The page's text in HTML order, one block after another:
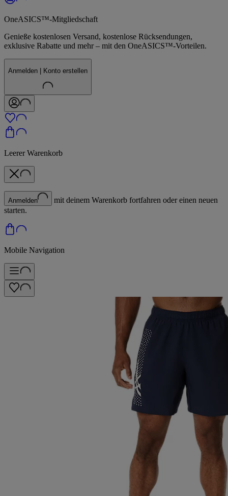
OneASICS™-Mitgliedschaft
Genieße kostenlosen Versand, kostenlose Rücksendungen,
exklusive Rabatte und mehr – mit den OneASICS™-Vorteilen.
Anmelden | Konto erstellen
Leerer Warenkorb
Anmelden
mit deinem Warenkorb fortfahren oder einen neuen
starten.
Mobile Navigation